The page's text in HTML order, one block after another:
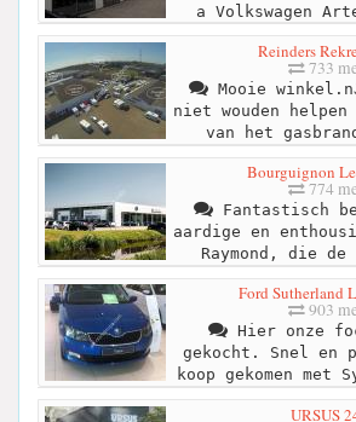
a Volkswagen
Reinders
733
Mooie
niet wouden helpen
van het
Bourguignon
774
Fantastisch
aardige en
Raymond, die
Ford Sutherland
903
Hier onze
gekocht. Snel
koop gekomen met
URSUS